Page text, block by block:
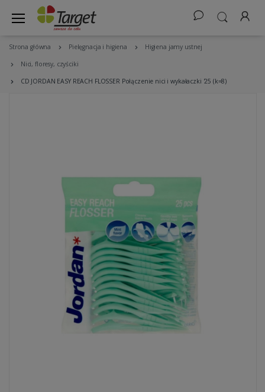
Strona główna Pielęgnacja i higiena Higiena jamy ustnej
Nici, floresy, czyściki
CD JORDAN EASY REACH FLOSSER Połączenie nici i wykałaczki '25 (k=8)